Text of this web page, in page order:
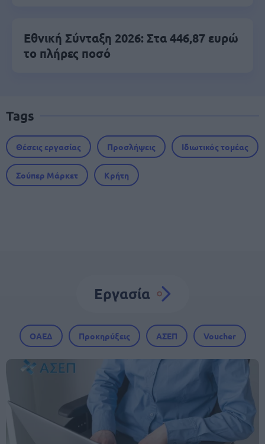
Εθνική Σύνταξη 2026: Στα 446,87 ευρώ
το πλήρες ποσό
Tags
Θέσεις εργασίας Προσλήψεις Ιδιωτικός τομέας
Σούπερ Μάρκετ Κρήτη
Εργασία
ΟΑΕΔ Προκηρύξεις ΑΣΕΠ Voucher